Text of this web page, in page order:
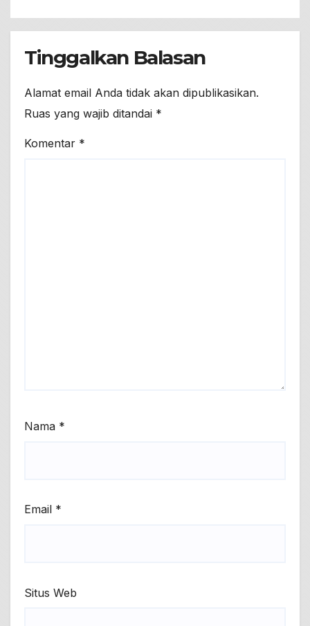
Tinggalkan Balasan
Alamat email Anda tidak akan dipublikasikan.
Ruas yang wajib ditandai *
Komentar *
Nama *
Email *
Situs Web